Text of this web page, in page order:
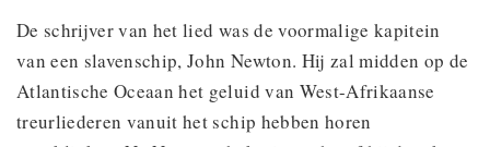
De schrijver van het lied was de voormalige kapitein
van een slavenschip, John Newton. Hij zal midden op de
Atlantische Oceaan het geluid van West-Afrikaanse
treurliederen vanuit het schip hebben horen